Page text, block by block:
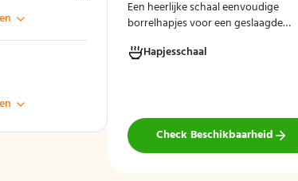
Een heerlijke schaal eenvoudige
borrelhapjes voor een geslaagde
Hapjesschaal
Check Beschikbaarheid